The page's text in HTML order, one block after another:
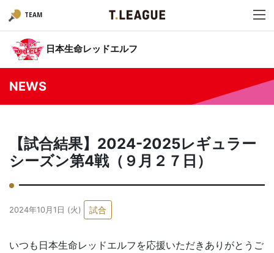
TEAM
日本生命レッドエルフ
NEWS
【試合結果】2024-2025レギュラー
シーズン第4戦（９月２７日）
2024年10月1日 (火) 試合
いつも日本生命レッドエルフを応援いただきありがとうご